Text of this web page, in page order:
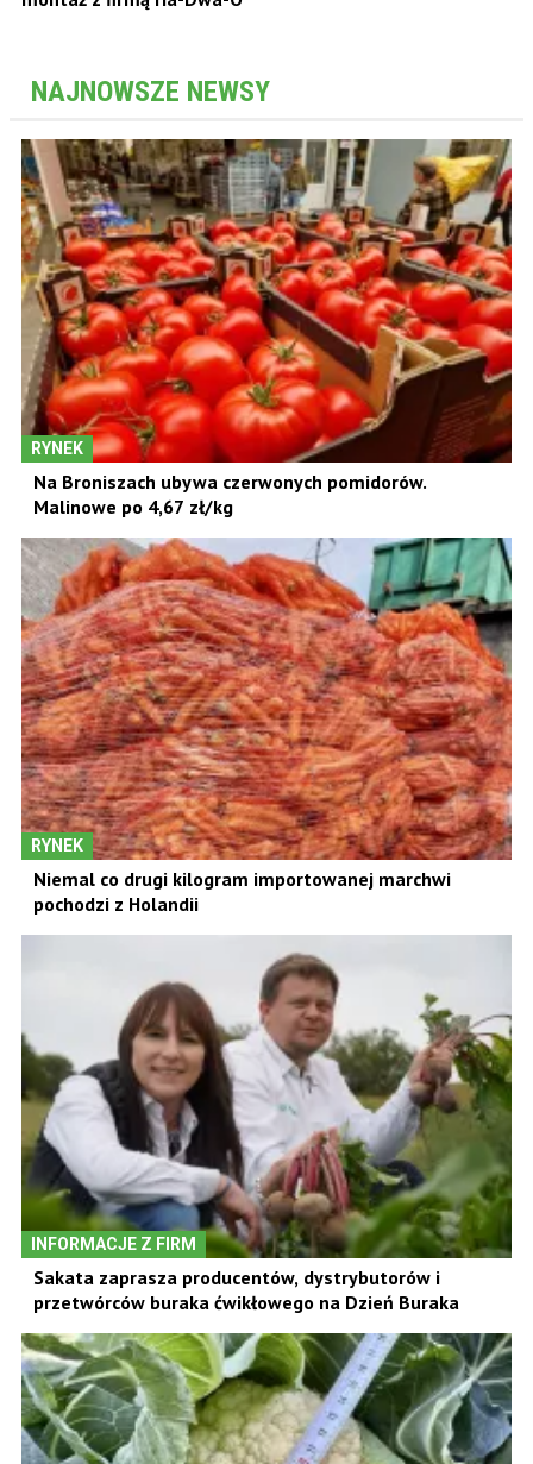
NAJNOWSZE NEWSY
RYNEK
Na Broniszach ubywa czerwonych pomidorów.
Malinowe po 4,67 zł/kg
RYNEK
Niemal co drugi kilogram importowanej marchwi
pochodzi z Holandii
INFORMACJE Z FIRM
Sakata zaprasza producentów, dystrybutorów i
przetwórców buraka ćwikłowego na Dzień Buraka